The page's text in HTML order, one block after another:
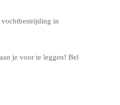
in
je voor te leggen! Bel